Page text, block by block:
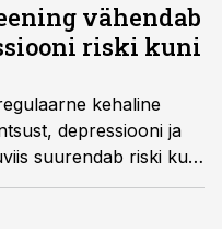
vähendab
riski kuni
kehaline
depressiooni ja
suurendab riski kuni